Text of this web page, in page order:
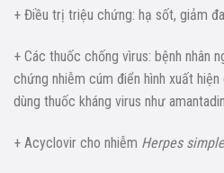
+ Điều trị triệu chứng: hạ sốt, giảm
+ Các thuốc chống vìrus: bệnh nhân
chứng nhiễm cúm điển hình xuất
dùng thuốc kháng virus như
+ Acyclovir cho nhiễm Herpes